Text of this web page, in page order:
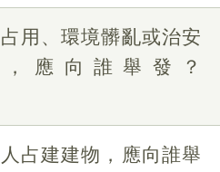
用、環境髒亂或治安
應向誰舉發？
占建建物，應向誰舉